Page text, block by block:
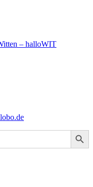
– halloWIT
Search Button